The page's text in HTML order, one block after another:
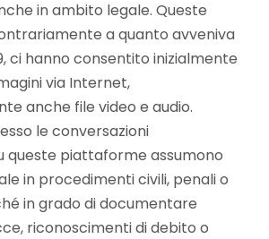
in ambito legale. Queste
a quanto avveniva
ci hanno consentito inizialmente
via Internet,
anche file video e audio.
le conversazioni
queste piattaforme assumono
in procedimenti civili, penali o
in grado di documentare
riconoscimenti di debito o